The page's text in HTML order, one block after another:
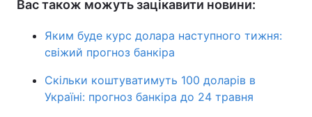
Вас також можуть зацікавити новини:
Яким буде курс долара наступного тижня:
свіжий прогноз банкіра
Скільки коштуватимуть 100 доларів в
Україні: прогноз банкіра до 24 травня